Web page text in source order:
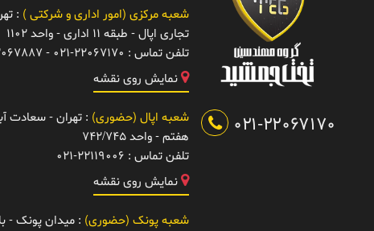
021-22067170
شعبه مرکزی (امور اداری و شرکتی ) :
تجاری اپال - طبقه 11 اداری - واحد 1102
تلفن تماس : 021-22067170 - 22067887
نمایش روی نقشه
شعبه اپال (حضوری) : تهران - سعادت
هفتم - واحد 742/745
تلفن تماس : 021-22119006
نمایش روی نقشه
شعبه پونک (حضوری) : میدان پونک -